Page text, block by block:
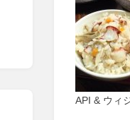
API & ウィ